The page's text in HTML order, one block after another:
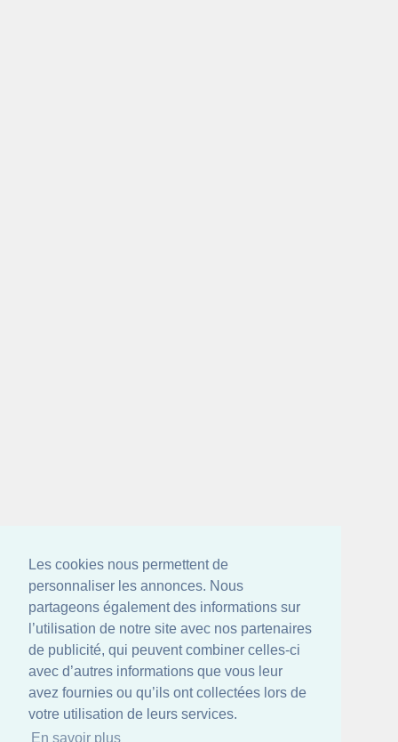
Les cookies nous permettent de
personnaliser les annonces. Nous
partageons également des informations sur
l’utilisation de notre site avec nos partenaires
de publicité, qui peuvent combiner celles-ci
avec d’autres informations que vous leur
avez fournies ou qu’ils ont collectées lors de
votre utilisation de leurs services.
En savoir plus